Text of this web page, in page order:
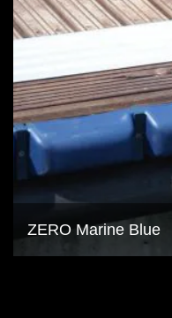
ZERO Marine Blue